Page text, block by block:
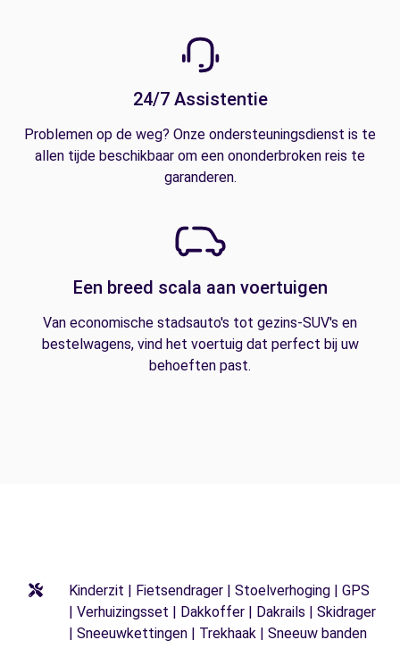
24/7 Assistentie
Problemen op de weg? Onze ondersteuningsdienst is te
allen tijde beschikbaar om een ononderbroken reis te
garanderen.
Een breed scala aan voertuigen
Van economische stadsauto's tot gezins-SUV's en
bestelwagens, vind het voertuig dat perfect bij uw
behoeften past.
Kinderzit | Fietsendrager | Stoelverhoging | GPS
| Verhuizingsset | Dakkoffer | Dakrails | Skidrager
| Sneeuwkettingen | Trekhaak | Sneeuw banden